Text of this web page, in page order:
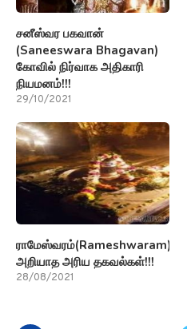
சனீஸ்வர பகவான்
(Saneeswara Bhagavan)
கோவில் நிர்வாக அதிகாரி
நியமனம்!!!
29/10/2021
ராமேஸ்வரம்(Rameshwaram)பற்றி
அறியாத அரிய தகவல்கள்!!!
28/08/2021